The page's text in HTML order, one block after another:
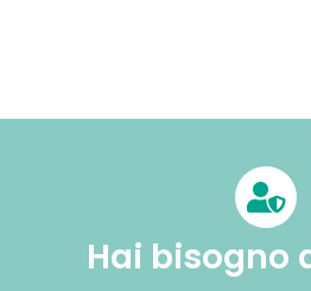
Hai bisogno